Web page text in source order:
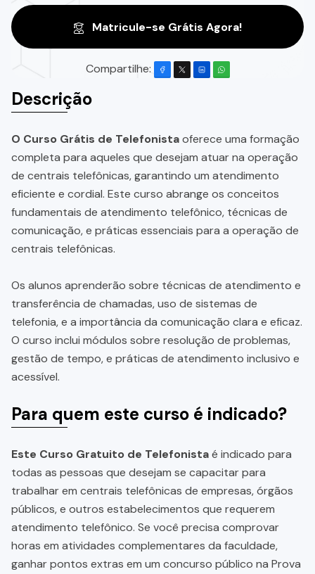
Matricule-se Grátis Agora!
Compartilhe:
Descrição
O Curso Grátis de Telefonistaoferece uma formação
completa para aqueles que desejam atuar na operação
de centrais telefônicas, garantindo um atendimento
eficiente e cordial. Este curso abrange os conceitos
fundamentais de atendimento telefônico, técnicas de
comunicação, e práticas essenciais para a operação de
centrais telefônicas.
Os alunos aprenderão sobre técnicas de atendimento e
transferência de chamadas, uso de sistemas de
telefonia, e a importância da comunicação clara e eficaz.
O curso inclui módulos sobre resolução de problemas,
gestão de tempo, e práticas de atendimento inclusivo e
acessível.
Para quem este curso é indicado?
Este Curso Gratuito de Telefonistaé indicado para
todas as pessoas que desejam se capacitar para
trabalhar em centrais telefônicas de empresas, órgãos
públicos, e outros estabelecimentos que requerem
atendimento telefônico. Se você precisa comprovar
horas em atividades complementares da faculdade,
ganhar pontos extras em um concurso público na Prova